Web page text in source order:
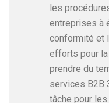
les
entreprises à
conformité et
efforts pour
prendre du
services B2B
tâche pour